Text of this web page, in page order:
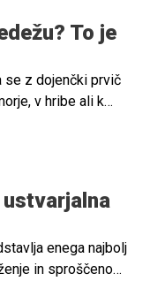
To je
se z dojenčki prvič
v hribe ali k
enega najbolj
in sproščeno